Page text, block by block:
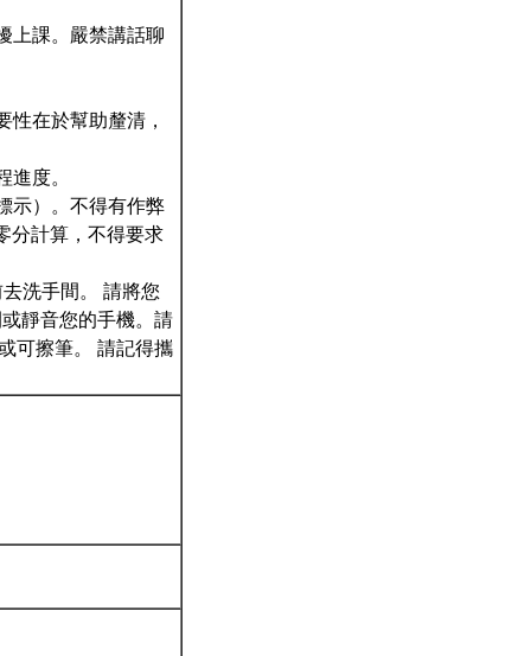
上課。嚴禁講話聊
性在於幫助釐清，
度。
示）。不得有作弊
分計算，不得要求
洗手間。 請將您
靜音您的手機。請
可擦筆。 請記得攜